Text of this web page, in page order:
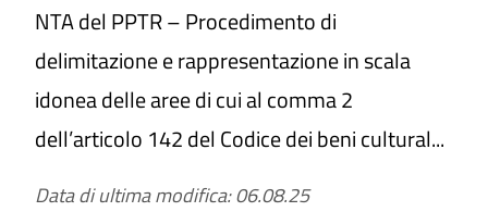
NTA del PPTR – Procedimento di
delimitazione e rappresentazione in scala
idonea delle aree di cui al comma 2
dell’articolo 142 del Codice dei beni cultural...
Data di ultima modifica: 06.08.25